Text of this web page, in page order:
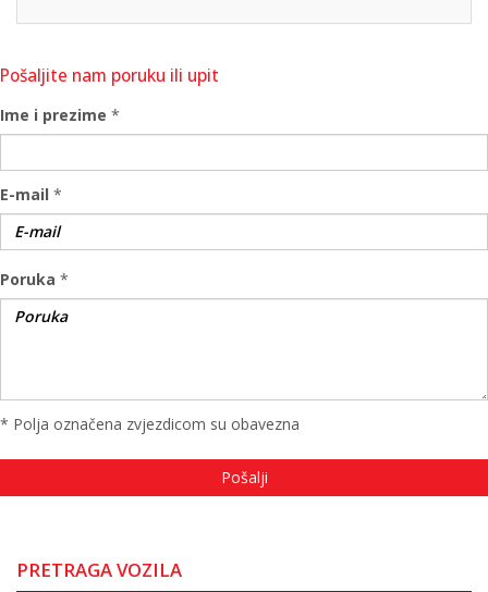
Pošaljite nam poruku ili upit
Ime i prezime *
E-mail *
Poruka *
* Polja označena zvjezdicom su obavezna
PRETRAGA VOZILA